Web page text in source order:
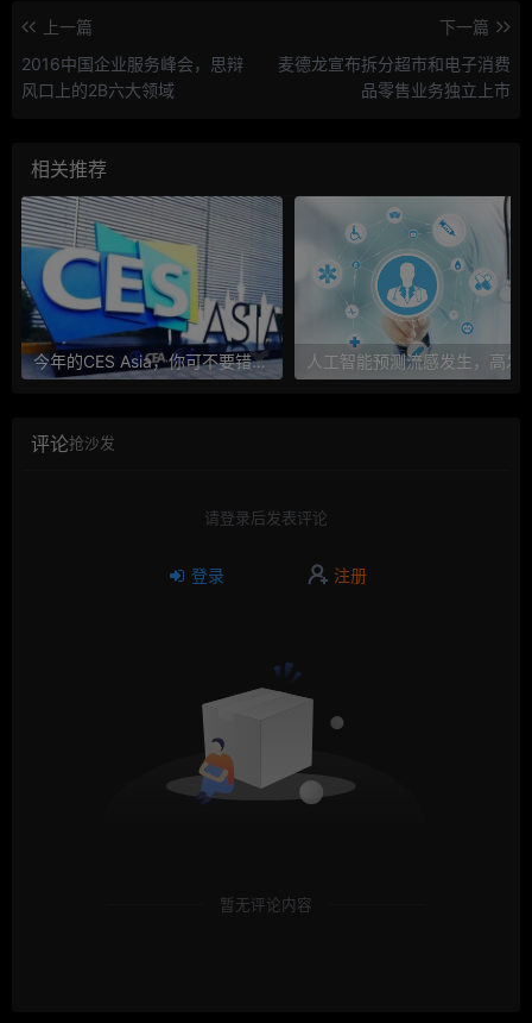
上一篇
2016中国企业服务峰会，思辩
风口上的2B六大领域
下一篇
麦德龙宣布拆分超市和电子消费
品零售业务独立上市
相关推荐
今年的CES Asia，你可不要错过这些自动驾驶看点
评论抢沙发
请登录后发表评论
登录 注册
暂无评论内容